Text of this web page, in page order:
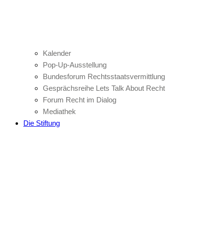
Kalender
Pop-Up-Ausstellung
Bundesforum Rechtsstaatsvermittlung
Gesprächsreihe Lets Talk About Recht
Forum Recht im Dialog
Mediathek
Die Stiftung